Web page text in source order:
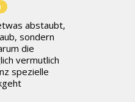
abstaubt,
sondern
die
vermutlich
spezielle